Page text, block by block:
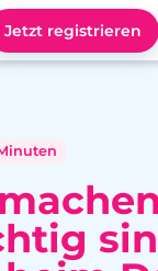
Jetzt registrieren